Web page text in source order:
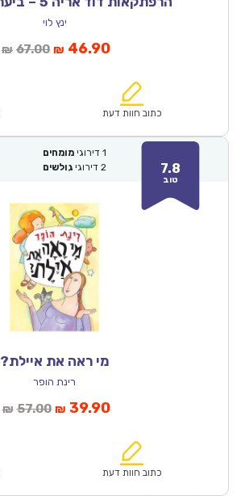
ינץ לוי
₪ 67.00המחיר
₪67.00.
₪ 46.90המחיר
הוא:
כתוב חוות דעת
7.8
טוב
1 דירוגי מומחים
2 דירוגי גולשים
מי ראה את איילת?
רינת הופר
₪ 57.00המחיר
₪57.00.
₪ 39.90המחיר
הוא:
כתוב חוות דעת